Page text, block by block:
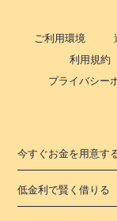
ご利用環境
利用規約
プライバシー
今すぐお金を用意す
低金利で賢く借りる